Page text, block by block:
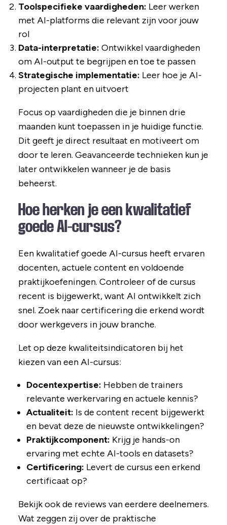
Toolspecifieke vaardigheden: Leer werken
met AI-platforms die relevant zijn voor jouw
rol
Data-interpretatie: Ontwikkel vaardigheden
om AI-output te begrijpen en toe te passen
Strategische implementatie: Leer hoe je AI-
projecten plant en uitvoert
Focus op vaardigheden die je binnen drie
maanden kunt toepassen in je huidige functie.
Dit geeft je direct resultaat en motiveert om
door te leren. Geavanceerde technieken kun je
later ontwikkelen wanneer je de basis
beheerst.
Hoe herken je een kwalitatief
goede AI-cursus?
Een kwalitatief goede AI-cursus heeft ervaren
docenten, actuele content en voldoende
praktijkoefeningen. Controleer of de cursus
recent is bijgewerkt, want AI ontwikkelt zich
snel. Zoek naar certificering die erkend wordt
door werkgevers in jouw branche.
Let op deze kwaliteitsindicatoren bij het
kiezen van een AI-cursus:
Docentexpertise: Hebben de trainers
relevante werkervaring en actuele kennis?
Actualiteit: Is de content recent bijgewerkt
en bevat deze de nieuwste ontwikkelingen?
Praktijkcomponent: Krijg je hands-on
ervaring met echte AI-tools en datasets?
Certificering: Levert de cursus een erkend
certificaat op?
Bekijk ook de reviews van eerdere deelnemers.
Wat zeggen zij over de praktische